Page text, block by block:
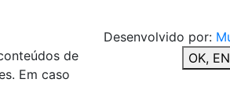
Desenvolvido por:
de
Em caso
OK,